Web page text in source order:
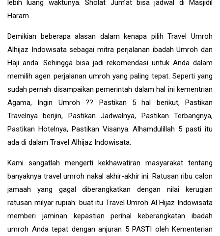
lebih luang waktunya. Sholat Jum’at bisa jadwal di Masjidil
Haram
Demikian beberapa alasan dalam kenapa pilih Travel Umroh
Alhijaz Indowisata sebagai mitra perjalanan ibadah Umroh dan
Haji anda. Sehingga bisa jadi rekomendasi untuk Anda dalam
memilih agen perjalanan umroh yang paling tepat. Seperti yang
sudah pernah disampaikan pemerintah dalam hal ini kementrian
Agama, Ingin Umroh ?? Pastikan 5 hal berikut, Pastikan
Travelnya berijin, Pastikan Jadwalnya, Pastikan Terbangnya,
Pastikan Hotelnya, Pastikan Visanya. Alhamdulillah 5 pasti itu
ada di dalam Travel Alhijaz Indowisata.
Kami sangatlah mengerti kekhawatiran masyarakat tentang
banyaknya travel umroh nakal akhir-akhir ini. Ratusan ribu calon
jamaah yang gagal diberangkatkan dengan nilai kerugian
ratusan milyar rupiah. buat itu Travel Umroh Al Hijaz Indowisata
memberi jaminan kepastian perihal keberangkatan ibadah
umroh Anda tepat dengan anjuran 5 PASTI oleh Kementerian